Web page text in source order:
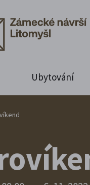
Ubytování